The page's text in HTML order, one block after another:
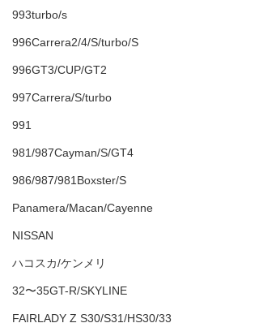
993turbo/s
996Carrera2/4/S/turbo/S
996GT3/CUP/GT2
997Carrera/S/turbo
991
981/987Cayman/S/GT4
986/987/981Boxster/S
Panamera/Macan/Cayenne
NISSAN
ハコスカ/ケンメリ
32〜35GT-R/SKYLINE
FAIRLADY Z S30/S31/HS30/33